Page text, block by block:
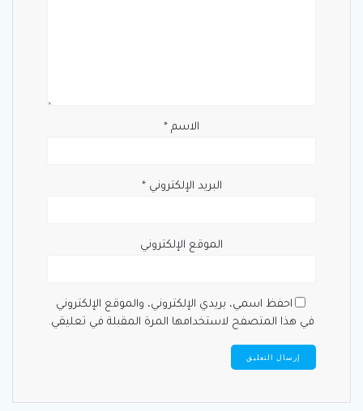
الاسم *
البريد الإلكتروني*
الموقع الإلكتروني
احفظ اسمي، بريدي الإلكتروني، والموقع الإلكتروني
في هذا المتصفح لاستخدامها المرة المقبلة في تعليقي.